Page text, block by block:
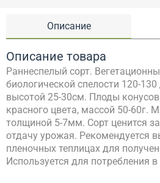
Описание
Описание товара
Раннеспелый сорт.
биологической спелости 120-
высотой 25-30см. Плоды
красного цвета, массой 50-60г.
толщиной 5-7мм. Сорт ценится
отдачу урожая. Рекомендуется
пленочных теплицах для
Используется для потребления